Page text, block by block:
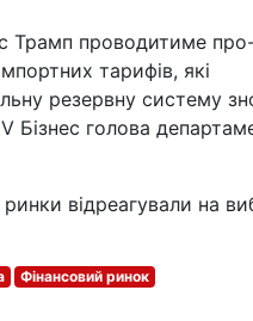
Трамп проводитиме
тарифів, які
резервну систему
Бізнес голова
ринки відреагували на
Фінансовий ринок